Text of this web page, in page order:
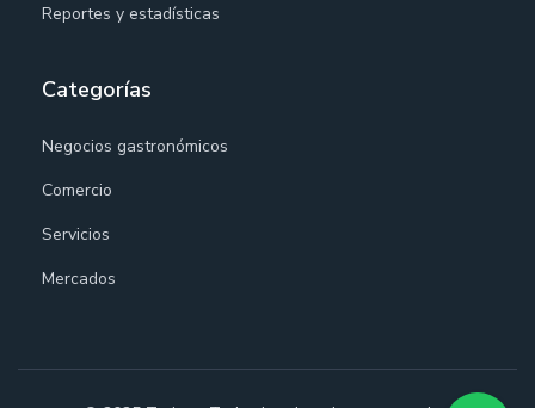
Reportes y estadísticas
Categorías
Negocios gastronómicos
Comercio
Servicios
Mercados